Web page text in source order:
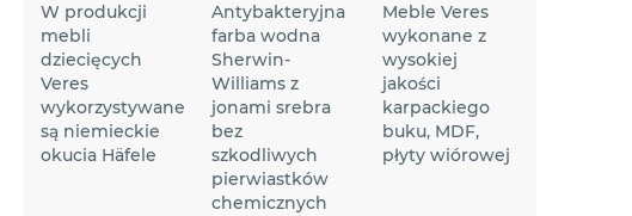
W produkcji
mebli
dziecięcych
Veres
wykorzystywane
są niemieckie
okucia Häfele
Antybakteryjna
farba wodna
Sherwin-
Williams z
jonami srebra
bez
szkodliwych
pierwiastków
chemicznych
Meble Veres
wykonane z
wysokiej
jakości
karpackiego
buku, MDF,
płyty wiórowej